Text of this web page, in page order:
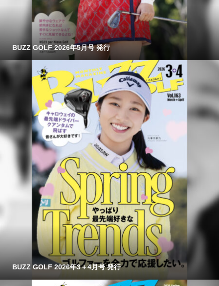
BUZZ GOLF 2026年5月号 発行
BUZZ GOLF 2026年3＋4月号 発行